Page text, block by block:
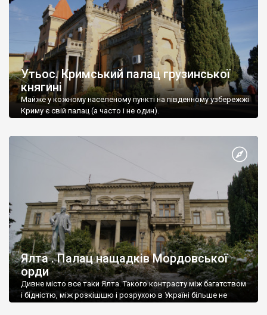
Утьос. Кримський палац грузинської
княгині
Майже у кожному населеному пункті на південному узбережжі
Криму є свій палац (а часто і не один).
Ялта . Палац нащадків Мордовської
орди
Дивне місто все таки Ялта. Такого контрасту між багатством
і бідністю, між розкішшю і розрухою в Україні більше не